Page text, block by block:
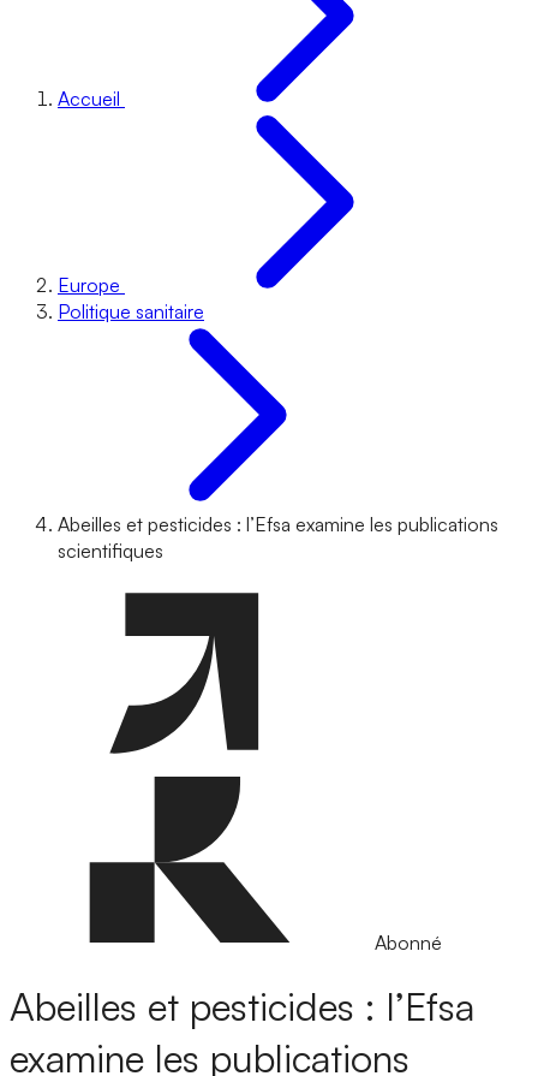
Accueil
Europe
Politique sanitaire
Abeilles et pesticides : l’Efsa examine les publications
scientifiques
Abonné
Abeilles et pesticides : l’Efsa
examine les publications